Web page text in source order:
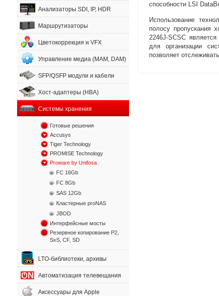
Анализаторы SDI, IP, HDR
Маршрутизаторы
Цветокоррекция и VFX
Управление медиа (MAM, DAM)
SFP/QSFP модули и кабели
Хост-адаптеры (HBA)
Системы хранения
Готовые решения
Accusys
Tiger Technology
PROMISE Technology
Proware by Unifosa
FC 16Gb
FC 8Gb
SAS 12Gb
Кластерные proNAS
JBOD
Интерфейсные мосты
Резервное копирование P2,
SxS, CF, SD
LTO-библиотеки, архивы
Автоматизация телевещания
Аксессуары для Apple
способности LSI
Использование
полосу пропускания
2246J-SCSC
для организации
позволяет